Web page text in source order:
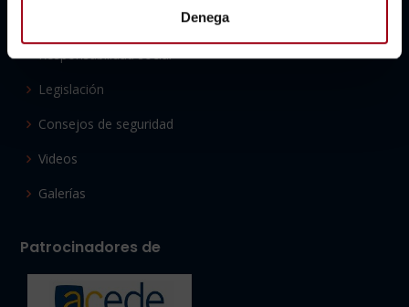
Denega
Responsabilidad social
Legislación
Consejos de seguridad
Videos
Galerías
Patrocinadores de